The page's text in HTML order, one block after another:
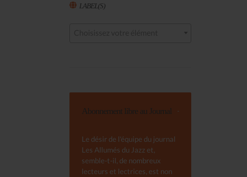
LABEL(S)
Abonnement libre au Journal
Le désir de l'équipe du journal
Les Allumés du Jazz et,
semble-t-il, de nombreux
lecteurs et lectrices, est non